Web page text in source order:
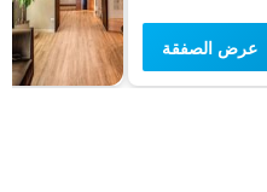
عرض الصفقة